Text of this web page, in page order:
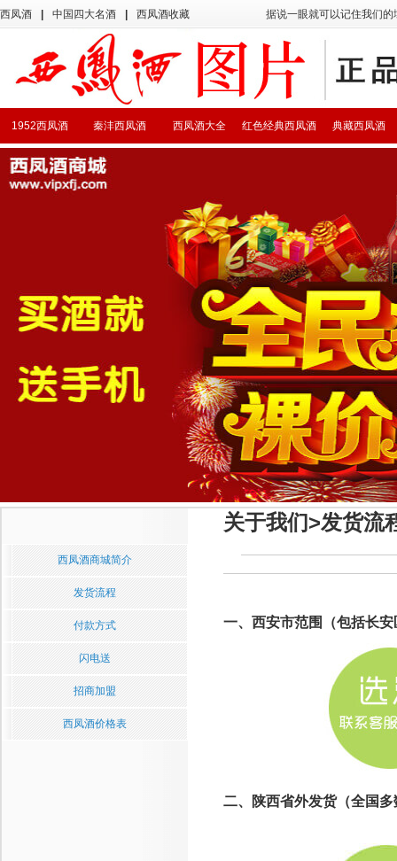
西凤酒 中国四大名酒 西凤酒收藏 据说一眼就可以记住我们
典藏西凤酒
红色经典西凤酒
西凤酒大全
秦沣西凤酒
1952西凤酒
西凤酒商城简介
发货流程
付款方式
闪电送
招商加盟
西凤酒价格表
关于我们>发货流
一、西安市范围（包括长安
二、陕西省外发货（全国